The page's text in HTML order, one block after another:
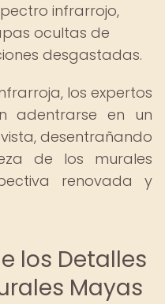
infrarrojo,
ocultas de
desgastadas.
los expertos
adentrarse en un
desentrañando
de los murales
renovada y
los Detalles
Mayas